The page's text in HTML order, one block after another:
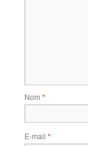
Nom *
E-mail *